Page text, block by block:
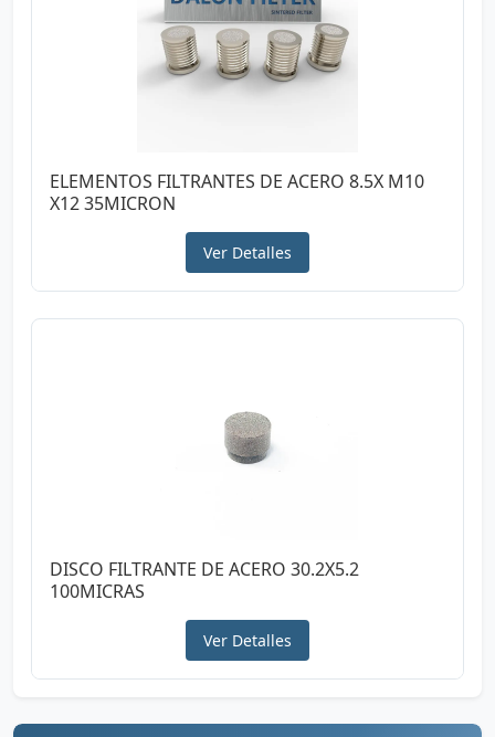
ELEMENTOS FILTRANTES DE ACERO 8.5X M10
X12 35MICRON
Ver Detalles
DISCO FILTRANTE DE ACERO 30.2X5.2
100MICRAS
Ver Detalles